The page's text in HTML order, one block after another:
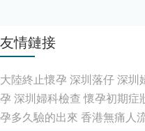
友情鏈接
大陸終止懷孕 深圳落仔深圳
孕 深圳婦科檢查 懷孕初期症
孕多久驗的出來 香港無痛人